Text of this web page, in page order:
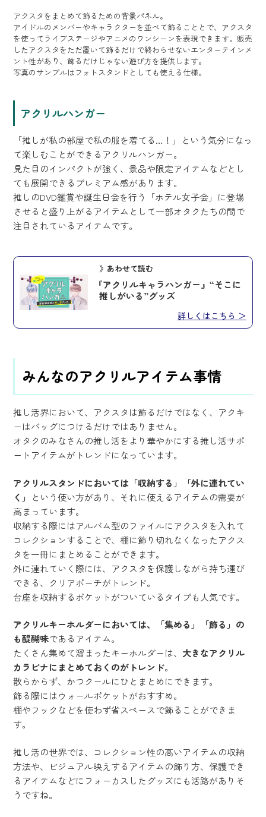
アクスタをまとめて飾るための背景パネル。
アイドルのメンバーやキャラクターを並べて飾ることとで、アクスタ
を使ってライブステージやアニメのワンシーンを表現できます。販売
したアクスタをただ置いて飾るだけで終わらせないエンターテインメ
ント性があり、飾るだけじゃない遊び方を提供します。
写真のサンプルはフォトスタンドとしても使える仕様。
アクリルハンガー
「推しが私の部屋で私の服を着てる…！」という気分になっ
て楽しむことができるアクリルハンガー。
見た目のインパクトが強く、景品や限定アイテムなどとし
ても展開できるプレミアム感があります。
推しのDVD鑑賞や誕生日会を行う「ホテル女子会」に登場
させると盛り上がるアイテムとして一部オタクたちの間で
注目されているアイテムです。
》あわせて読む
『アクリルキャラハンガー』“そこに
推しがいる”グッズ
詳しくはこちら ＞
みんなのアクリルアイテム事情
推し活界において、アクスタは飾るだけではなく、アクキ
ーはバッグにつけるだけではありません。
オタクのみなさんの推し活をより華やかにする推し活サポ
ートアイテムがトレンドになっています。
アクリルスタンドにおいては「収納する」「外に連れてい
く」
という使い方があり、それに使えるアイテムの需要が
高まっています。
収納する際にはアルバム型のファイルにアクスタを入れて
コレクションすることで、棚に飾り切れなくなったアクス
タを一冊にまとめることができます。
外に連れていく際には、アクスタを保護しながら持ち運び
できる、クリアポーチがトレンド。
台座を収納するポケットがついているタイプも人気です。
アクリルキーホルダーにおいては、「集める」「飾る」の
も醍醐味であるアイテム。
たくさん集めて溜まったキーホルダーは、 大きなアクリル
カラビナにまとめておくのがトレンド。
散らからず、かつクールにひとまとめにできます。
飾る際にはウォールポケットがおすすめ。
棚やフックなどを使わず省スペースで飾ることができま
す。
推し活の世界では、コレクション性の高いアイテムの収納
方法や、ビジュアル映えするアイテムの飾り方、保護でき
るアイテムなどにフォーカスしたグッズにも活路がありそ
うですね。